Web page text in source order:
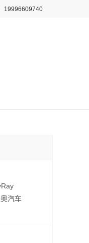
19996609740
汽车